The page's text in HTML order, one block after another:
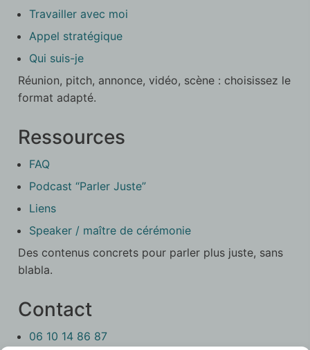
Travailler avec moi
Appel stratégique
Qui suis-je
Réunion, pitch, annonce, vidéo, scène : choisissez le
format adapté.
Ressources
FAQ
Podcast “Parler Juste”
Liens
Speaker / maître de cérémonie
Des contenus concrets pour parler plus juste, sans
blabla.
Contact
06 10 14 86 87